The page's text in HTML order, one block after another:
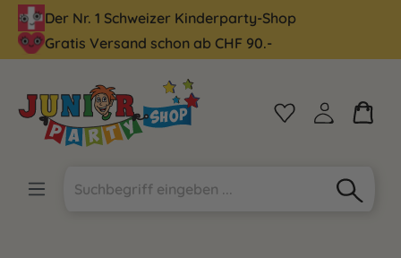
springen
Der Nr. 1 Schweizer Kinderparty-Shop
Gratis Versand schon ab CHF 90.-